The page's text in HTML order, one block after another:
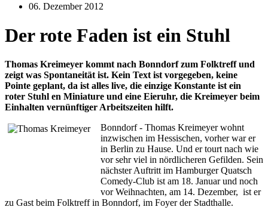
06. Dezember 2012
Der rote Faden ist ein Stuhl
Thomas Kreimeyer kommt nach Bonndorf zum Folktreff und
zeigt was Spontaneität ist. Kein Text ist vorgegeben, keine
Pointe geplant, da ist alles live, die einzige Konstante ist ein
roter Stuhl en Miniature und eine Eieruhr, die Kreimeyer beim
Einhalten vernünftiger Arbeitszeiten hilft.
Bonndorf - Thomas Kreimeyer wohnt
inzwischen im Hessischen, vorher war er
in Berlin zu Hause. Und er tourt nach wie
vor sehr viel in nördlicheren Gefilden. Sein
nächster Auftritt im Hamburger Quatsch
Comedy-Club ist am 18. Januar und noch
vor Weihnachten, am 14. Dezember, ist er
zu Gast beim Folktreff in Bonndorf, im Foyer der Stadthalle.